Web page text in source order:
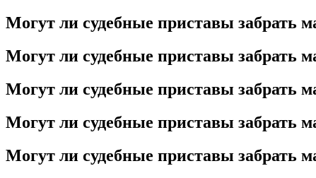
Могут ли судебные приставы забрать
Могут ли судебные приставы забрать
Могут ли судебные приставы забрать
Могут ли судебные приставы забрать
Могут ли судебные приставы забрать